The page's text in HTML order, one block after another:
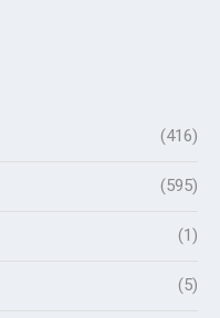
(416)
(595)
(1)
(5)